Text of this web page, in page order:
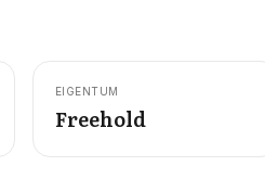
EIGENTUM
Freehold